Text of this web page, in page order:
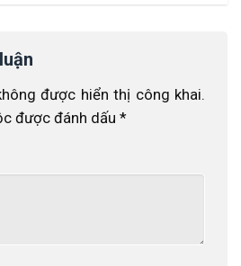
được hiển thị công khai.
được đánh dấu *